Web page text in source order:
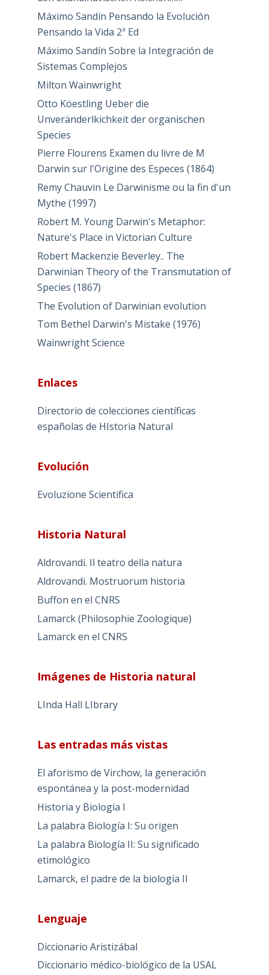
Máximo Sandín Pensando la Evolución
Pensando la Vida 2ª Ed
Máximo Sandín Sobre la Integración de
Sistemas Complejos
Milton Wainwright
Otto Köestling Ueber die
Unveränderlkichkeit der organischen
Species
Pierre Flourens Examen du livre de M
Darwin sur l'Origine des Especes (1864)
Remy Chauvin Le Darwinisme ou la fin d'un
Mythe (1997)
Robert M. Young Darwin's Metaphor:
Nature's Place in Victorian Culture
Robert Mackenzie Beverley.. The
Darwinian Theory of the Transmutation of
Species (1867)
The Evolution of Darwinian evolution
Tom Bethel Darwin's Mistake (1976)
Wainwright Science
Enlaces
Directorio de colecciones científicas
españolas de HIstoria Natural
Evolución
Evoluzione Scientifica
Historia Natural
Aldrovandi. Il teatro della natura
Aldrovandi. Mostruorum historia
Buffon en el CNRS
Lamarck (Philosophie Zoologique)
Lamarck en el CNRS
Imágenes de Historia natural
LInda Hall LIbrary
Las entradas más vistas
El aforismo de Virchow, la generación
espontánea y la post-modernidad
Historia y Biología I
La palabra Biología I: Su origen
La palabra Biología II: Su significado
etimológico
Lamarck, el padre de la biología II
Lenguaje
Diccionario Aristizábal
Diccionario médico-biológico de la USAL